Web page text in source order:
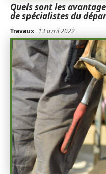
Quels sont les
de spécialistes du
Travaux 13 avril 2022